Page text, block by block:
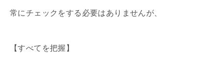
常にチェックをする必要はありませんが、
【すべてを把握】